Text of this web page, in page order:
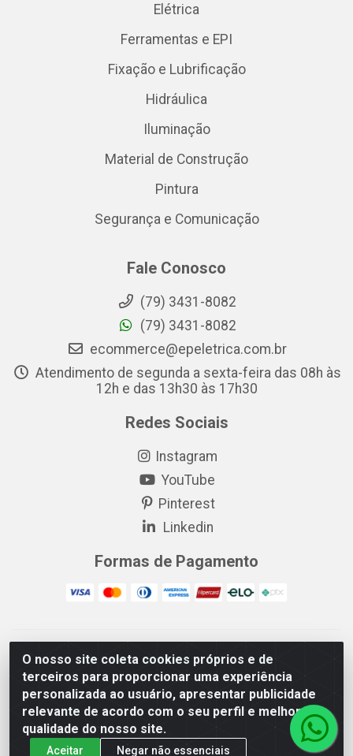
O nosso site coleta cookies próprios e de
terceiros para proporcionar uma experiência
personalizada ao usuário, apresentar publicidade
relevante de acordo com o seu perfil e melhorar a
qualidade do nosso site.
Aceitar Negar não essenciais
Elétrica
Ferramentas e EPI
Fixação e Lubrificação
Hidráulica
Iluminação
Material de Construção
Pintura
Segurança e Comunicação
Fale Conosco
(79) 3431-8082
(79) 3431-8082
ecommerce@epeletrica.com.br
Atendimento de segunda a sexta-feira das 08h às
12h e das 13h30 às 17h30
Redes Sociais
Instagram
YouTube
Pinterest
Linkedin
Formas de Pagamento
EP Elétrica LTDA - 18.621.731/0005-43 - Itabaiana/SE - CEP:
49511-899
EP Elétrica LTDA - 48.594.570/0001-83 - Itabaiana/SE - CEP:
49511-899